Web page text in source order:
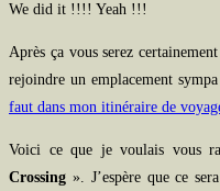
We did it !!!! Yeah !!!
Après ça vous serez
rejoindre un emplacement
faut dans mon itinéraire de
Voici ce que je voulais vous
Crossing ». J’espère que ce